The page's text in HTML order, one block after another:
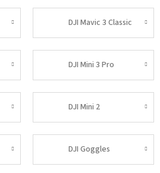
DJI Mavic 3 Classic
DJI Mini 3 Pro
DJI Mini 2
DJI Goggles